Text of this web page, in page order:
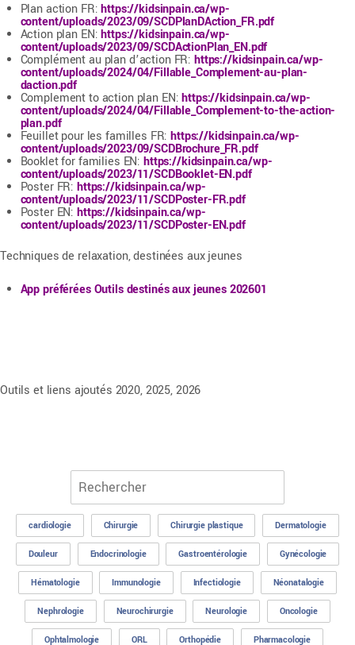
Plan action FR:https://kidsinpain.ca/wp-
content/uploads/2023/09/SCDPlanDAction_FR.pdf
Action plan EN:https://kidsinpain.ca/wp-
content/uploads/2023/09/SCDActionPlan_EN.pdf
Complément au plan d’action FR: https://kidsinpain.ca/wp-
content/uploads/2024/04/Fillable_Complement-au-plan-
daction.pdf
Complement to action plan EN:https://kidsinpain.ca/wp-
content/uploads/2024/04/Fillable_Complement-to-the-action-
plan.pdf
Feuillet pour les familles FR:https://kidsinpain.ca/wp-
content/uploads/2023/09/SCDBrochure_FR.pdf
Booklet for families EN: https://kidsinpain.ca/wp-
content/uploads/2023/11/SCDBooklet-EN.pdf
Poster FR:https://kidsinpain.ca/wp-
content/uploads/2023/11/SCDPoster-FR.pdf
Poster EN: https://kidsinpain.ca/wp-
content/uploads/2023/11/SCDPoster-EN.pdf
Techniques de relaxation, destinées aux jeunes
App préférées Outils destinés aux jeunes 202601
Outils et liens ajoutés 2020, 2025, 2026
cardiologie Chirurgie Chirurgie plastique Dermatologie
Douleur Endocrinologie Gastroentérologie Gynécologie
Hématologie Immunologie Infectiologie Néonatalogie
Nephrologie Neurochirurgie Neurologie Oncologie
Ophtalmologie ORL Orthopédie Pharmacologie